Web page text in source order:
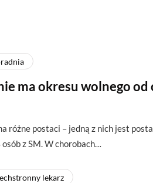
ma okresu wolnego
różne postaci – jedną z nich jest
z SM. W chorobach…
lekarz